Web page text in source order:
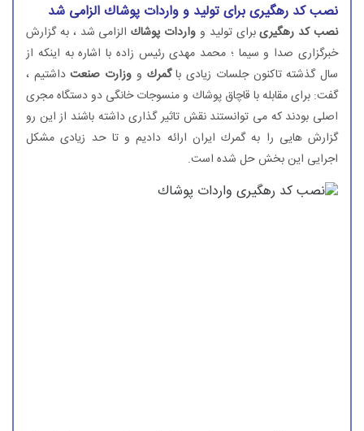
نصب كد رهگیری برای تولید و واردات پوشاك الزامی شد
نصب كد رهگیریبرای تولید و واردات پوشاكالزامی شد ، به گزارش
خبرگزاری صدا و سیما ؛ محمد مهدی رئیس زاده با اشاره به اینكه از
سال گذشته تاكنون جلسات زیادی باگمرك و وزارت صنعتداشتیم ،
گفت: برای مقابله با قاچاق پوشاك و منسوجات خانگی دو دستگاه مجری
اصلی بودند كه می توانستند نقش تاثیر گذاری داشته باشند از این رو
گزارش هایی را به گمرك ایران ارائه دادیم و تا حد زیادی مشكل
اجرایی این بخش حل شده است.